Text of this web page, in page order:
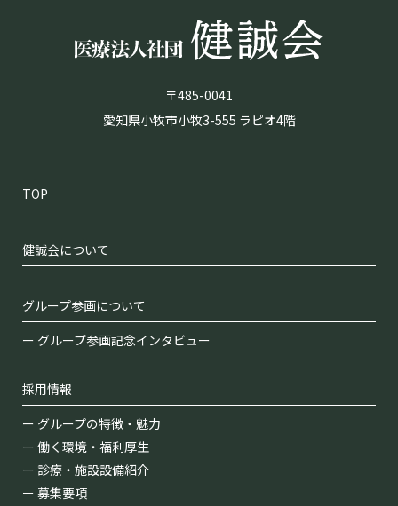
〒485-0041
愛知県小牧市小牧3-555 ラピオ4階
TOP
健誠会について
グループ参画について
グループ参画記念インタビュー
採用情報
グループの特徴・魅力
働く環境・福利厚⽣
診療・施設設備紹介
募集要項